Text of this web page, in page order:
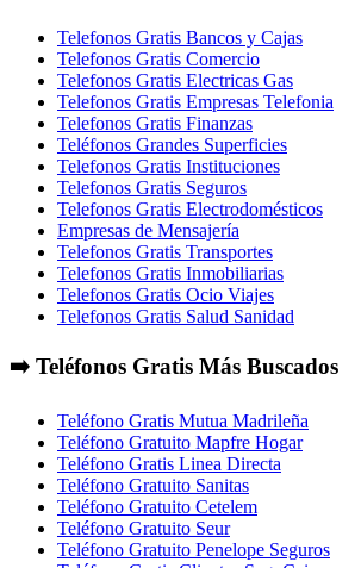
Telefonos Gratis Bancos y Cajas
Telefonos Gratis Comercio
Telefonos Gratis Electricas Gas
Telefonos Gratis Empresas Telefonia
Telefonos Gratis Finanzas
Teléfonos Grandes Superficies
Telefonos Gratis Instituciones
Telefonos Gratis Seguros
Telefonos Gratis Electrodomésticos
Empresas de Mensajería
Telefonos Gratis Transportes
Telefonos Gratis Inmobiliarias
Telefonos Gratis Ocio Viajes
Telefonos Gratis Salud Sanidad
➡️ Teléfonos Gratis Más Buscados
Teléfono Gratis Mutua Madrileña
Teléfono Gratuito Mapfre Hogar
Teléfono Gratis Linea Directa
Teléfono Gratuito Sanitas
Teléfono Gratuito Cetelem
Teléfono Gratuito Seur
Teléfono Gratuito Penelope Seguros